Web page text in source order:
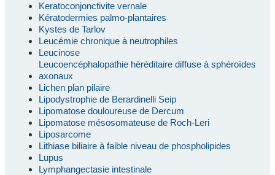
Keratoconjonctivite vernale
Kératodermies palmo-plantaires
Kystes de Tarlov
Leucémie chronique à neutrophiles
Leucinose
Leucoencéphalopathie héréditaire diffuse à sphéroïdes
axonaux
Lichen plan pilaire
Lipodystrophie de Berardinelli Seip
Lipomatose douloureuse de Dercum
Lipomatose mésosomateuse de Roch-Leri
Liposarcome
Lithiase biliaire à faible niveau de phospholipides
Lupus
Lymphangectasie intestinale